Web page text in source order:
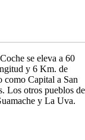
se eleva a 60
y 6 Km. de
Capital a San
Los otros pueblos de
y La Uva.